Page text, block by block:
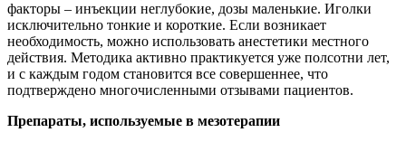
факторы – инъекции неглубокие, дозы маленькие. Иголки
исключительно тонкие и короткие. Если возникает
необходимость, можно использовать анестетики местного
действия. Методика активно практикуется уже полсотни лет,
и с каждым годом становится все совершеннее, что
подтверждено многочисленными отзывами пациентов.
Препараты, используемые в мезотерапии